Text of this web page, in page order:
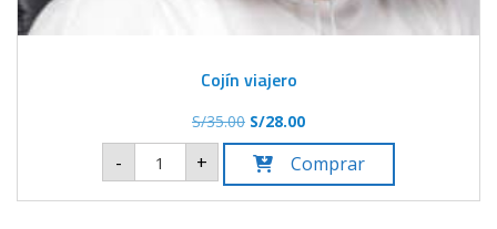
Cojín viajero
S/35.00 El
precio
original
era:
S/28.00El
precio
actual
es:
- Cojín
viajero
cantidad
+ Comprar